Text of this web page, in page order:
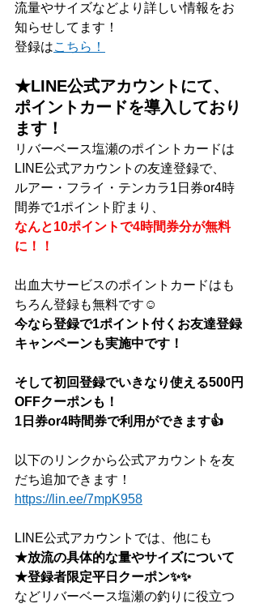
流量やサイズなどより詳しい情報をお
知らせしてます！
登録はこちら！
★LINE公式アカウントにて、
ポイントカードを導入しており
ます！
リバーベース塩瀬のポイントカードは
LINE公式アカウントの友達登録で、
ルアー・フライ・テンカラ1日券or4時
間券で1ポイント貯まり、
なんと10ポイントで4時間券分が無料
に！！
出血大サービスのポイントカードはも
ちろん登録も無料です☺
今なら登録で1ポイント付くお友達登録
キャンペーンも実施中です！
そして初回登録でいきなり使える500円
OFFクーポンも！
1日券or4時間券で利用ができます👍
以下のリンクから公式アカウントを友
だち追加できます！
https://lin.ee/7mpK958
LINE公式アカウントでは、他にも
★放流の具体的な量やサイズについて
★登録者限定平日クーポン✨✨
などリバーベース塩瀬の釣りに役立つ